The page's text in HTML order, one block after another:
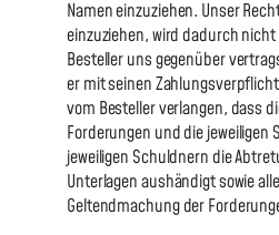
Namen einzuziehen. Unser
einzuziehen, wird dadurch
Besteller uns gegenüber
er mit seinen
vom Besteller verlangen, dass
Forderungen und die
jeweiligen Schuldnern die
Unterlagen aushändigt sowie
Geltendmachung der